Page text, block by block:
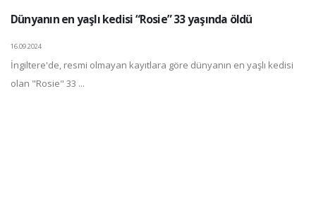
Dünyanın en yaşlı kedisi “Rosie” 33 yaşında öldü
16.09.2024
İngiltere'de, resmi olmayan kayıtlara göre dünyanın en yaşlı kedisi
olan "Rosie" 33 ...